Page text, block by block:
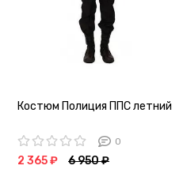
Костюм Полиция ППС летний
0
2 365 ₽ 6 950 ₽